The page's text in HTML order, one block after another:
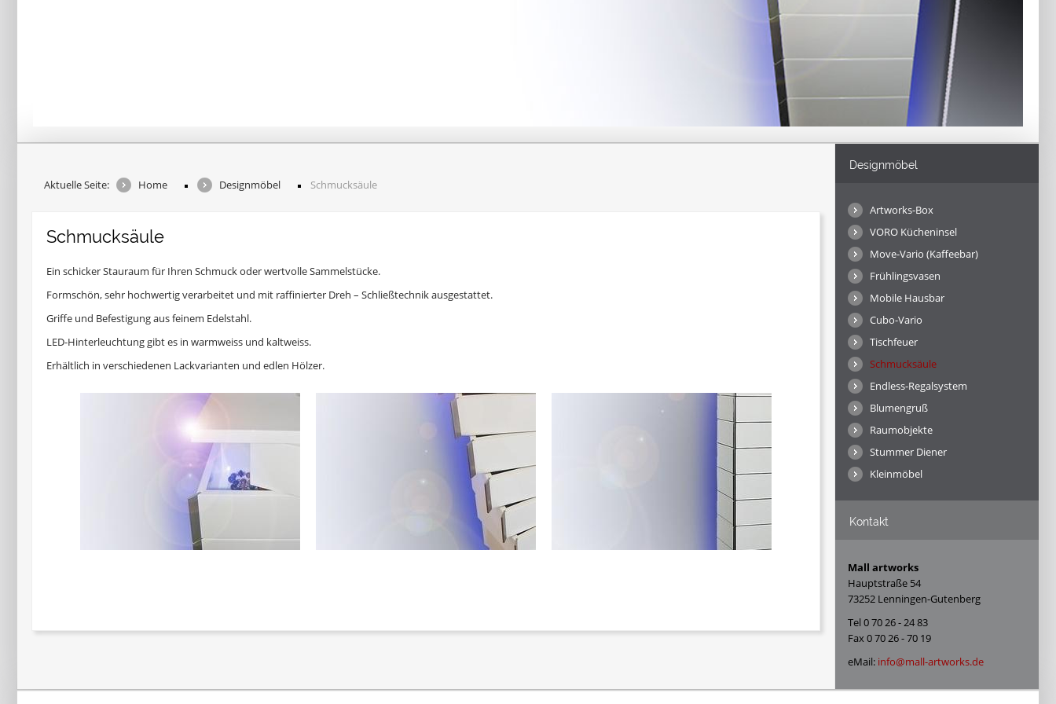
Aktuelle Seite: Home Designmöbel Schmucksäule
Schmucksäule
Ein schicker Stauraum für Ihren Schmuck oder wertvolle Sammelstücke.
Formschön, sehr hochwertig verarbeitet und mit raffinierter Dreh – Schließtechnik ausgestattet.
Griffe und Befestigung aus feinem Edelstahl.
LED-Hinterleuchtung gibt es in warmweiss und kaltweiss.
Erhältlich in verschiedenen Lackvarianten und edlen Hölzer.
Designmöbel
Artworks-Box
VORO Kücheninsel
Move-Vario (Kaffeebar)
Frühlingsvasen
Mobile Hausbar
Cubo-Vario
Tischfeuer
Schmucksäule
Endless-Regalsystem
Blumengruß
Raumobjekte
Stummer Diener
Kleinmöbel
Kontakt
Mall artworks
Hauptstraße 54
73252 Lenningen-Gutenberg
Tel 0 70 26 - 24 83
Fax 0 70 26 - 70 19
eMail: info@mall-artworks.de